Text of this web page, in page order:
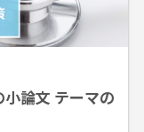
小論文 テーマの